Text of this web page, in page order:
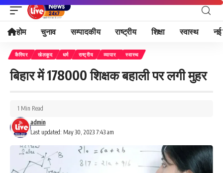
होम चुनाव सम्पादकीय राष्ट्रीय शिक्षा स्वास्थ नई
कैरियर खेलकूद धर्म राष्ट्रीय व्यापार स्वास्थ
बिहार में 178000 शिक्षक बहाली पर लगी मुहर
Last updated: May 30, 2023 7:43 am
admin
1 Min Read